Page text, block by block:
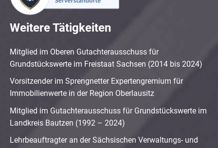
Weitere Tätigkeiten
Mitglied im Oberen Gutachterausschuss für
Grundstückswerte im Freistaat Sachsen (2014 bis 2024)
Vorsitzender im Sprengnetter Expertengremium für
Immobilienwerte in der Region Oberlausitz
Mitglied im Gutachterausschuss für Grundstückswerte im
Landkreis Bautzen (1992 – 2024)
Lehrbeauftragter an der Sächsischen Verwaltungs- und